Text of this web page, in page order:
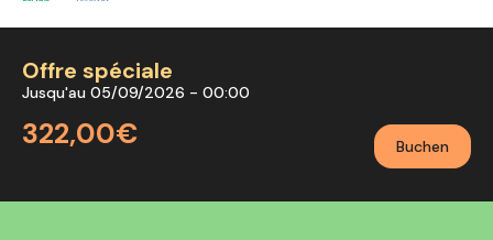
Offre spéciale
Jusqu'au 05/09/2026 - 00:00
322,00€ Buchen